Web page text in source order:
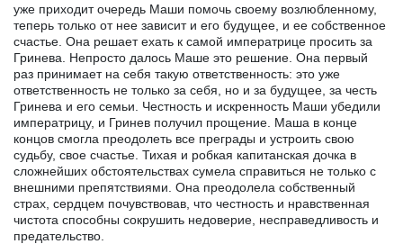
уже приходит очередь Маши помочь своему возлюбленному,
теперь только от нее зависит и его будущее, и ее собственное
счастье. Она решает ехать к самой императрице просить за
Гринева. Непросто далось Маше это решение. Она первый
раз принимает на себя такую ответственность: это уже
ответственность не только за себя, но и за будущее, за честь
Гринева и его семьи. Честность и искренность Маши убедили
императрицу, и Гринев получил прощение. Маша в конце
концов смогла преодолеть все преграды и устроить свою
судьбу, свое счастье. Тихая и робкая капитанская дочка в
сложнейших обстоятельствах сумела справиться не только с
внешними препятствиями. Она преодолела собственный
страх, сердцем почувствовав, что честность и нравственная
чистота способны сокрушить недоверие, несправедливость и
предательство.